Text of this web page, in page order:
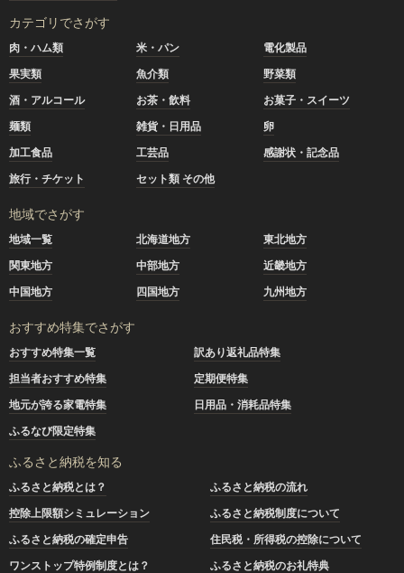
カテゴリでさがす
肉・ハム類 米・パン
電化製品
果実類
魚介類
野菜類
酒・アルコール
お茶・飲料
お菓子・スイーツ
麺類
雑貨・日用品
卵
加工食品
工芸品
感謝状・記念品
旅行・チケット
セット類 その他
地域でさがす
地域一覧 北海道地方
東北地方
関東地方
中部地方
近畿地方
中国地方
四国地方 九州地方
おすすめ特集でさがす
おすすめ特集一覧
訳あり返礼品特集
担当者おすすめ特集
定期便特集
地元が誇る家電特集
日用品・消耗品特集
ふるなび限定特集
ふるさと納税を知る
ふるさと納税とは？
ふるさと納税の流れ
控除上限額シミュレーション
ふるさと納税制度について
ふるさと納税の確定申告
住民税・所得税の控除について
ワンストップ特例制度とは？
ふるさと納税のお礼特典